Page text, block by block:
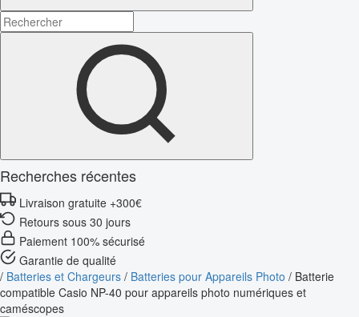
Recherches récentes
Livraison gratuite +300€
Retours sous 30 jours
Paiement 100% sécurisé
Garantie de qualité
/ Batteries et Chargeurs / Batteries pour Appareils Photo / Batterie
compatible Casio NP-40 pour appareils photo numériques et
caméscopes